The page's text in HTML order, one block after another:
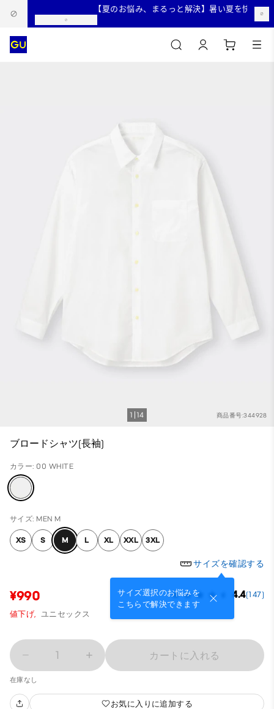
【夏のお悩み、まるっと解決】暑い夏を快適に過
商品番号:344928
1 14
ブロードシャツ(長袖)
カラー: 00 WHITE
サイズ: MEN M
XS S M L XL XXL 3XL
サイズを確認する
サイズ選択のお悩みを
こちらで解決できます
¥990 4.4(147)
値下げ, ユニセックス
1 カートに入れる
在庫なし
お気に入りに追加する